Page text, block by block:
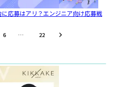
応募はアリ？エンジニア向け応募戦
6 … 22